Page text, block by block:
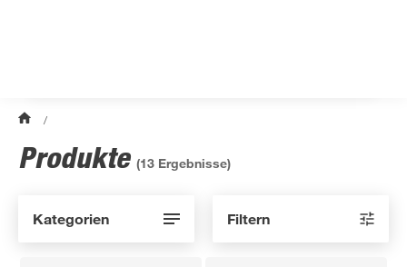
/
Produkte (13 Ergebnisse)
Kategorien Filtern